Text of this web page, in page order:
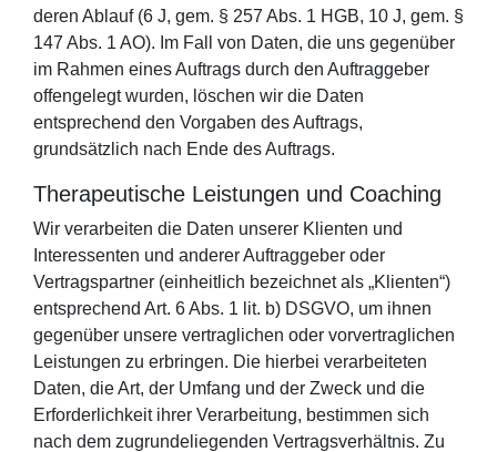
deren Ablauf (6 J, gem. § 257 Abs. 1 HGB, 10 J, gem. §
147 Abs. 1 AO). Im Fall von Daten, die uns gegenüber
im Rahmen eines Auftrags durch den Auftraggeber
offengelegt wurden, löschen wir die Daten
entsprechend den Vorgaben des Auftrags,
grundsätzlich nach Ende des Auftrags.
Therapeutische Leistungen und Coaching
Wir verarbeiten die Daten unserer Klienten und
Interessenten und anderer Auftraggeber oder
Vertragspartner (einheitlich bezeichnet als „Klienten“)
entsprechend Art. 6 Abs. 1 lit. b) DSGVO, um ihnen
gegenüber unsere vertraglichen oder vorvertraglichen
Leistungen zu erbringen. Die hierbei verarbeiteten
Daten, die Art, der Umfang und der Zweck und die
Erforderlichkeit ihrer Verarbeitung, bestimmen sich
nach dem zugrundeliegenden Vertragsverhältnis. Zu